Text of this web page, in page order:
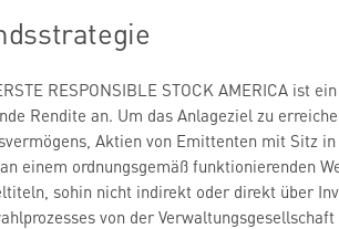
RESPONSIBLE STOCK AMERICA ist
Rendite an. Um das Anlageziel zu
Aktien von Emittenten mit Sitz
einem ordnungsgemäß funktionierenden
sohin nicht indirekt oder direkt über
von der